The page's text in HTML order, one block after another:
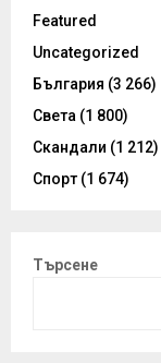
Featured
Uncategorized
България (3 266)
Света (1 800)
Скандали (1 212)
Спорт (1 674)
Търсене